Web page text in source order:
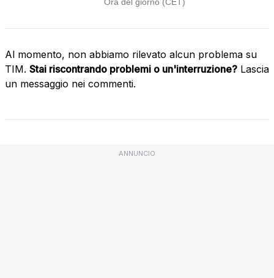
Al momento, non abbiamo rilevato alcun problema su
TIM. Stai riscontrando problemi o un'interruzione? Lascia
un messaggio nei commenti.
ANNUNCIO